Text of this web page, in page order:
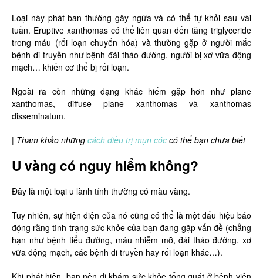
Loại này phát ban thường gây ngứa và có thể tự khỏi sau vài
tuần. Eruptive xanthomas có thể liên quan đến tăng triglyceride
trong máu (rối loạn chuyển hóa) và thường gặp ở người mắc
bệnh di truyền như bệnh đái tháo đường, người bị xơ vữa động
mạch… khiến cơ thể bị rối loạn.
Ngoài ra còn những dạng khác hiếm gặp hơn như plane
xanthomas, diffuse plane xanthomas và xanthomas
disseminatum.
| Tham khảo những cách điều trị mụn cóc có thể bạn chưa biết
U vàng có nguy hiểm không?
Đây là một loại u lành tính thường có màu vàng.
Tuy nhiên, sự hiện diện của nó cũng có thể là một dấu hiệu báo
động rằng tình trạng sức khỏe của bạn đang gặp vấn đề (chẳng
hạn như bệnh tiểu đường, máu nhiễm mỡ, đái tháo đường, xơ
vữa động mạch, các bệnh di truyền hay rối loạn khác…).